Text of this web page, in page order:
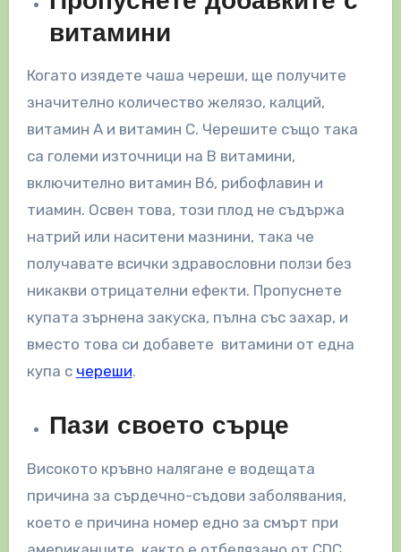
витамини
Когато изядете чаша череши, ще получите
значително количество желязо, калций,
витамин А и витамин С. Черешите също така
са големи източници на B витамини,
включително витамин В6, рибофлавин и
тиамин. Освен това, този плод не съдържа
натрий или наситени мазнини, така че
получавате всички здравословни ползи без
никакви отрицателни ефекти. Пропуснете
купата зърнена закуска, пълна със захар, и
вместо това си добавете витамини от една
купа с череши.
Пази своето сърце
Високото кръвно налягане е водещата
причина за сърдечно-съдови заболявания,
което е причина номер едно за смърт при